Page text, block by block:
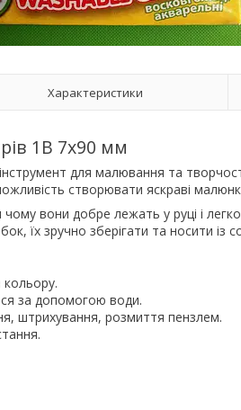
Характеристики
1В 7х90 мм
для малювання та
створювати яскраві
чому вони добре лежать у руці і
їх зручно зберігати та носити із
кольору.
за допомогою води.
штрихування, розмиття пензлем.